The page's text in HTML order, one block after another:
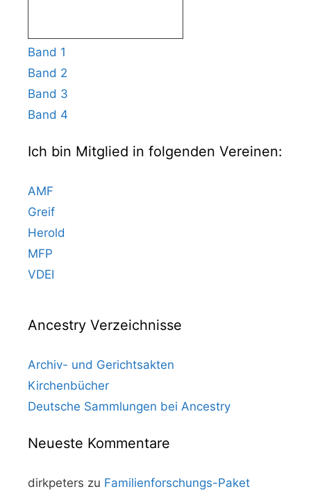
Band 1
Band 2
Band 3
Band 4
Ich bin Mitglied in folgenden Vereinen:
AMF
Greif
Herold
MFP
VDEI
Ancestry Verzeichnisse
Archiv- und Gerichtsakten
Kirchenbücher
Deutsche Sammlungen bei Ancestry
Neueste Kommentare
dirkpeters zu Familienforschungs-Paket